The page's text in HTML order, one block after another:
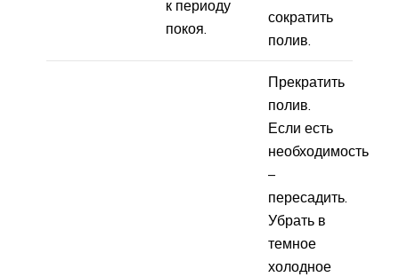
к периоду
покоя.
сократить
полив.
Прекратить
полив.
Если есть
необходимость
–
пересадить.
Убрать в
темное
холодное